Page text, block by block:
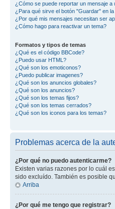
¿Cómo se puede reportar un mensaje a
¿Para qué sirve el botón "Guardar" en
¿Por qué mis mensajes necesitan ser
¿Cómo hago para reactivar un tema?
Formatos y tipos de temas
¿Qué es el código BBCode?
¿Puedo usar HTML?
¿Qué son los emoticonos?
¿Puedo publicar imagenes?
¿Qué son los anuncios globales?
¿Qué son los anuncios?
¿Qué son los temas fijos?
¿Qué son los temas cerrados?
¿Qué son los iconos para los temas?
Problemas acerca de la
¿Por qué no puedo autenticarme?
Existen varias razones por lo cuál
sido excluído. También es posible
Arriba
¿Por qué me tengo que registrar?